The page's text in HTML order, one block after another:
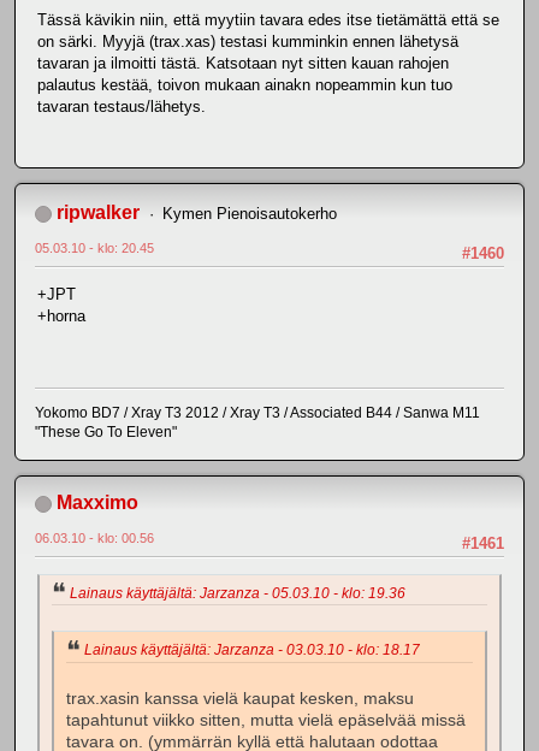
Tässä kävikin niin, että myytiin tavara edes itse tietämättä että se
on särki. Myyjä (trax.xas) testasi kumminkin ennen lähetysä
tavaran ja ilmoitti tästä. Katsotaan nyt sitten kauan rahojen
palautus kestää, toivon mukaan ainakn nopeammin kun tuo
tavaran testaus/lähetys.
ripwalker Kymen Pienoisautokerho
#1460
05.03.10 - klo: 20.45
+JPT
+horna
Yokomo BD7 / Xray T3 2012 / Xray T3 / Associated B44 / Sanwa M11
"These Go To Eleven"
Maxximo
#1461
06.03.10 - klo: 00.56
Lainaus käyttäjältä: Jarzanza - 05.03.10 - klo: 19.36
Lainaus käyttäjältä: Jarzanza - 03.03.10 - klo: 18.17
trax.xasin kanssa vielä kaupat kesken, maksu
tapahtunut viikko sitten, mutta vielä epäselvää missä
tavara on. (ymmärrän kyllä että halutaan odottaa